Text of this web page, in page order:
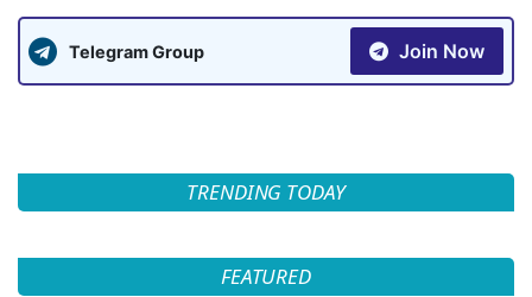
Telegram Group Join Now
TRENDING TODAY
FEATURED